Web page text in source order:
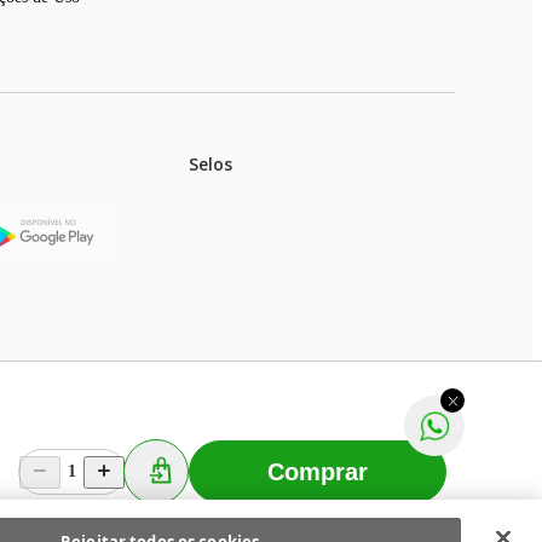
1 Comprar
Selos
na rede de lojas físicas.
prévio. Fast Shop S. A. CNPJ: 43.708.379/0001-
Fast Shop - Todos os direitos reservadosRF
Selecionar os Cookies